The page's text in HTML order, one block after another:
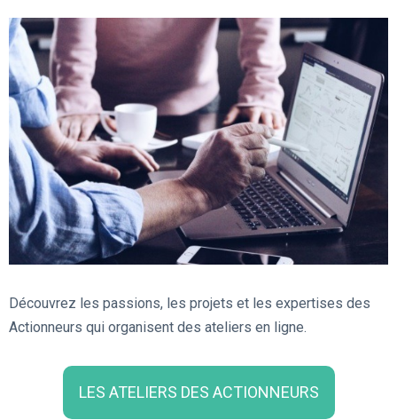
Découvrez les passions, les projets et les expertises des
Actionneurs qui organisent des ateliers en ligne.
LES ATELIERS DES ACTIONNEURS